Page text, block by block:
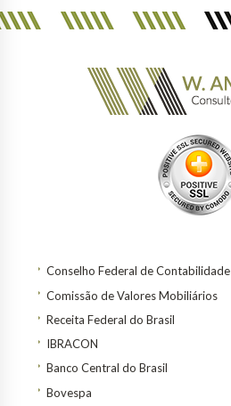
Conselho Federal de Contabilidade
Comissão de Valores Mobiliários
Receita Federal do Brasil
IBRACON
Banco Central do Brasil
Bovespa